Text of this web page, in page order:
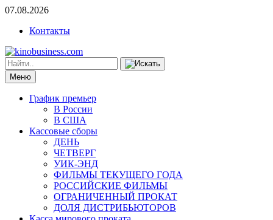
07.08.2026
Контакты
Меню
График премьер
В России
В США
Кассовые сборы
ДЕНЬ
ЧЕТВЕРГ
УИК-ЭНД
ФИЛЬМЫ ТЕКУЩЕГО ГОДА
РОССИЙСКИЕ ФИЛЬМЫ
ОГРАНИЧЕННЫЙ ПРОКАТ
ДОЛЯ ДИСТРИБЬЮТОРОВ